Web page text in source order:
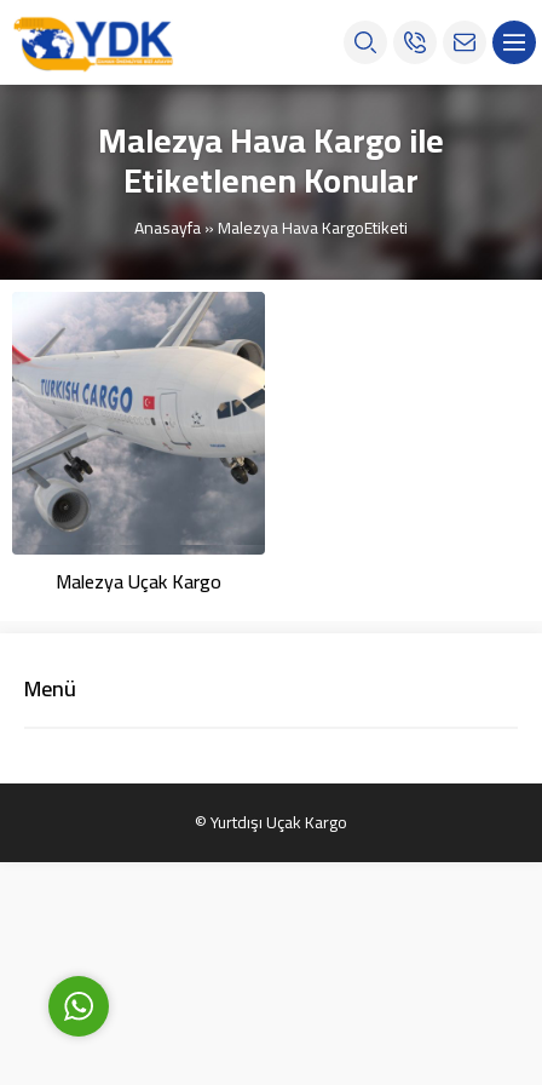
Malezya Hava Kargo ile
Etiketlenen Konular
Anasayfa»Malezya Hava KargoEtiketi
Malezya Uçak Kargo
Menü
© Yurtdışı Uçak Kargo